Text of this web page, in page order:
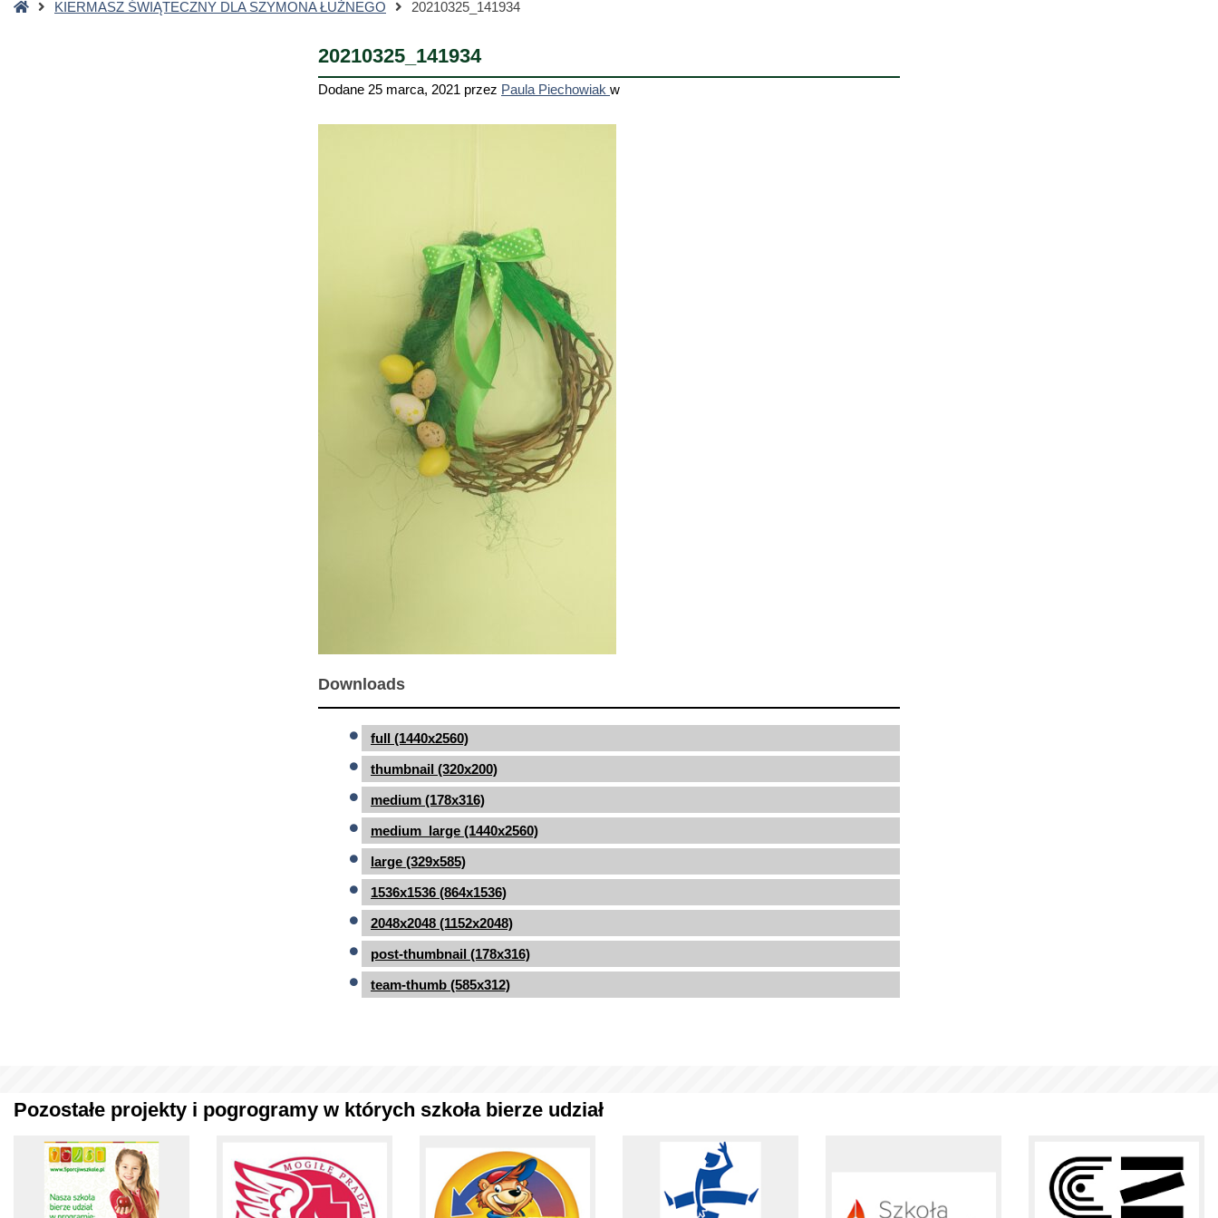
StronaKIERMASZ ŚWIĄTECZNY DLA SZYMONA ŁUŻNEGO 20210325_141934
20210325_141934
Dodane 25 marca, 2021 przez Paula Piechowiak w
Downloads
full (1440x2560)
thumbnail (320x200)
medium (178x316)
medium_large (1440x2560)
large (329x585)
1536x1536 (864x1536)
2048x2048 (1152x2048)
post-thumbnail (178x316)
team-thumb (585x312)
Pozostałe projekty i pogrogramy w których szkoła bierze udział